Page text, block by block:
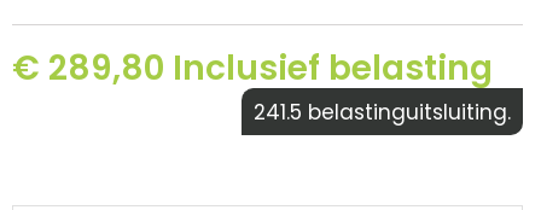
€ 289,80 Inclusief belasting
241.5 belastinguitsluiting.